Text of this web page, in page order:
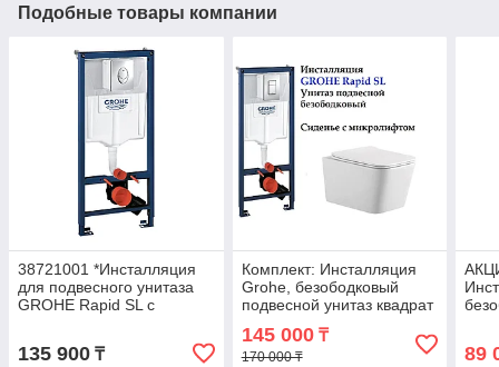
Подобные товары компании
38721001 *Инсталляция
для подвесного унитаза
GROHE Rapid SL с
135 900 ₸
Комплект: Инсталляция
Grohe, безободковый
подвесной унитаз квадрат
с микролифтом SA-205
145 000₸
170 000 ₸ 89